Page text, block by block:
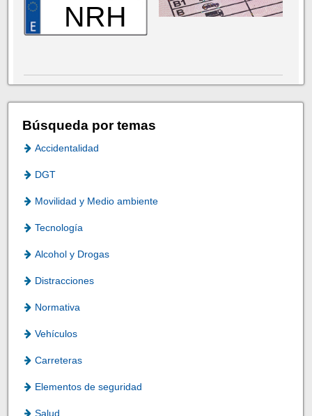
NRH
Búsqueda por temas
Accidentalidad
DGT
Movilidad y Medio ambiente
Tecnología
Alcohol y Drogas
Distracciones
Normativa
Vehículos
Carreteras
Elementos de seguridad
Salud